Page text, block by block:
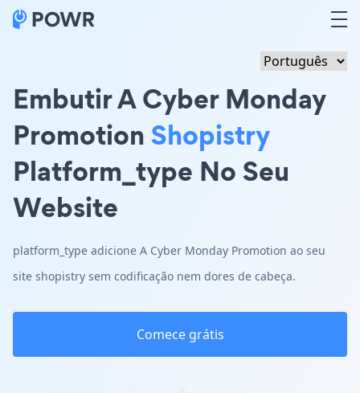
Embutir A Cyber Monday
PromotionShopistry
Platform_type No Seu
Website
platform_type adicione A Cyber Monday Promotion ao seu
site shopistry sem codificação nem dores de cabeça.
Comece grátis